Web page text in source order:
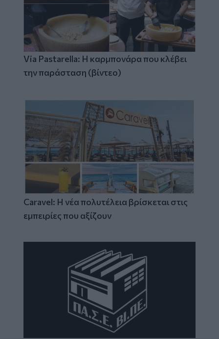
Via Pastarella: Η καρμπονάρα που κλέβει
την παράσταση (βίντεο)
Caravel: Η νέα πολυτέλεια βρίσκεται στις
εμπειρίες που αξίζουν